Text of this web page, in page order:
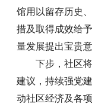
馆用以留存历史
措及取得成效给
量发展提出宝贵意
下步，社区
建议，持续强党
动社区经济及各